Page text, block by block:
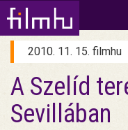
2010. 11. 15. filmhu
A Szelíd
Sevillában